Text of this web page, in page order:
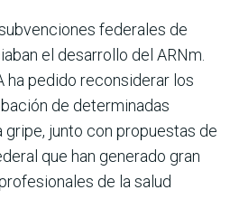
federales de
el desarrollo del ARNm.
ha pedido reconsiderar los
de determinadas
gripe, junto con propuestas de
que han generado gran
de la salud